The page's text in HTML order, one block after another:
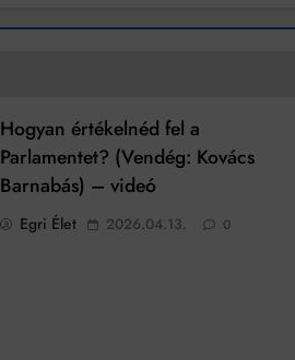
Hogyan értékelnéd fel a
Parlamentet? (Vendég: Kovács
Barnabás) – videó
Egri Élet 2026.04.13. 0